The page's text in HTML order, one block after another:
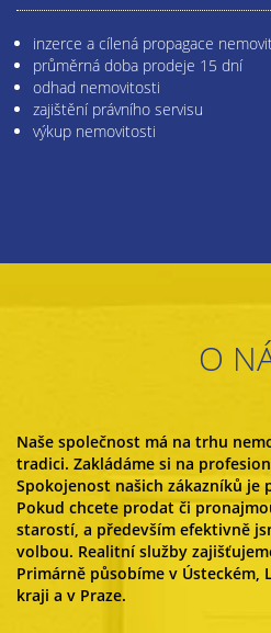
inzerce a cílená propagace
průměrná doba prodeje 15 dní
odhad nemovitosti
zajištění právního servisu
výkup nemovitosti
O
Naše společnost má na trhu
tradici. Zakládáme si na
Spokojenost našich zákazníků je
Pokud chcete prodat či
starostí, a především efektivně
volbou. Realitní služby
Primárně působíme v Ústeckém,
kraji a v Praze.